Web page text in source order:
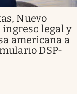
Nuevo
legal y
americana a
DSP-